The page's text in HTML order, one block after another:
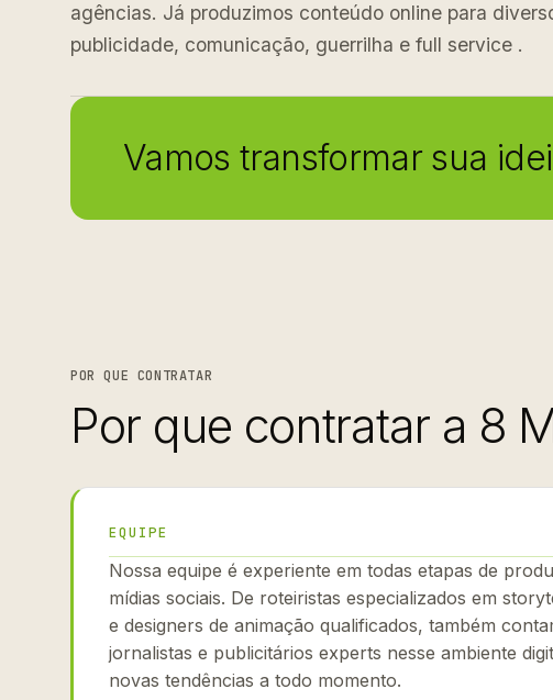
agências. Já produzimos conteúdo online para
publicidade, comunicação, guerrilha e full service .
Vamos transformar sua
POR QUE CONTRATAR
Por que contratar a 8
EQUIPE
Nossa equipe é experiente em todas etapas de
mídias sociais. De roteiristas especializados em
e designers de animação qualificados, também
jornalistas e publicitários experts nesse ambiente
novas tendências a todo momento.